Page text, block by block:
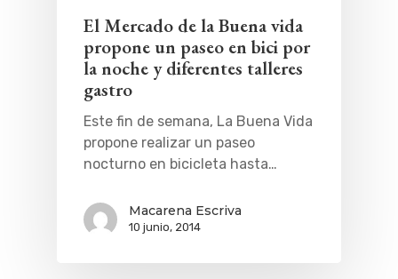
El Mercado de la Buena vida
propone un paseo en bici por
la noche y diferentes talleres
gastro
Este fin de semana, La Buena Vida
propone realizar un paseo
nocturno en bicicleta hasta…
Macarena Escriva
10 junio, 2014